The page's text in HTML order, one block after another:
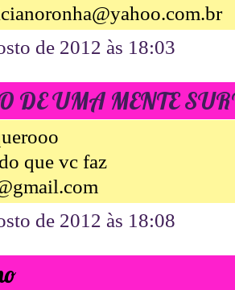
de 2012 às 18:03
DE UMA MENTE
que vc faz
de 2012 às 18:08